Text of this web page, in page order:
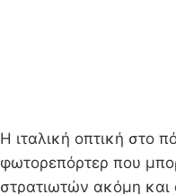
Η ιταλική οπτική στο
φωτορεπόρτερ που
στρατιωτών ακόμη και